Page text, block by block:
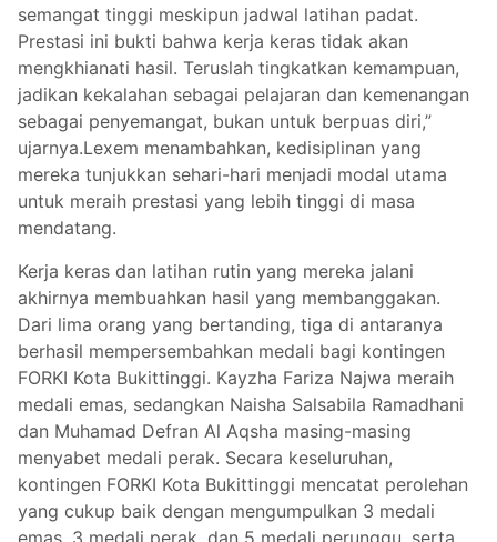
semangat tinggi meskipun jadwal latihan padat.
Prestasi ini bukti bahwa kerja keras tidak akan
mengkhianati hasil. Teruslah tingkatkan kemampuan,
jadikan kekalahan sebagai pelajaran dan kemenangan
sebagai penyemangat, bukan untuk berpuas diri,”
ujarnya.Lexem menambahkan, kedisiplinan yang
mereka tunjukkan sehari-hari menjadi modal utama
untuk meraih prestasi yang lebih tinggi di masa
mendatang.
Kerja keras dan latihan rutin yang mereka jalani
akhirnya membuahkan hasil yang membanggakan.
Dari lima orang yang bertanding, tiga di antaranya
berhasil mempersembahkan medali bagi kontingen
FORKI Kota Bukittinggi. Kayzha Fariza Najwa meraih
medali emas, sedangkan Naisha Salsabila Ramadhani
dan Muhamad Defran Al Aqsha masing-masing
menyabet medali perak. Secara keseluruhan,
kontingen FORKI Kota Bukittinggi mencatat perolehan
yang cukup baik dengan mengumpulkan 3 medali
emas, 3 medali perak, dan 5 medali perunggu, serta